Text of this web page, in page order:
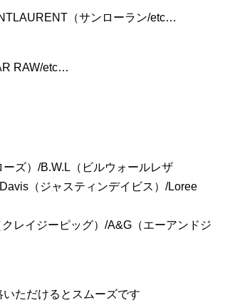
（ディオールオム）/RAFSIMONS（ラ
（サンローラン/etc…
RAW/etc…
ズ）/B.W.L（ビルウォールレザ
（ジャスティンデイビス）/Loree